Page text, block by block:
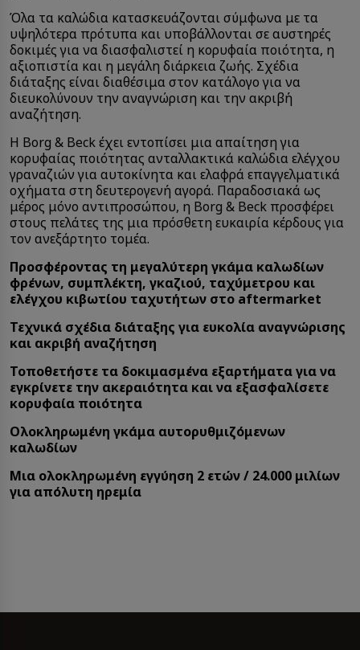
Όλα τα καλώδια κατασκευάζονται σύμφωνα με τα
υψηλότερα πρότυπα και υποβάλλονται σε αυστηρές
δοκιμές για να διασφαλιστεί η κορυφαία ποιότητα, η
αξιοπιστία και η μεγάλη διάρκεια ζωής. Σχέδια
διάταξης είναι διαθέσιμα στον κατάλογο για να
διευκολύνουν την αναγνώριση και την ακριβή
αναζήτηση.
Η Borg & Beck έχει εντοπίσει μια απαίτηση για
κορυφαίας ποιότητας ανταλλακτικά καλώδια ελέγχου
γραναζιών για αυτοκίνητα και ελαφρά επαγγελματικά
οχήματα στη δευτερογενή αγορά. Παραδοσιακά ως
μέρος μόνο αντιπροσώπου, η Borg & Beck προσφέρει
στους πελάτες της μια πρόσθετη ευκαιρία κέρδους για
τον ανεξάρτητο τομέα.
Προσφέροντας τη μεγαλύτερη γκάμα καλωδίων
φρένων, συμπλέκτη, γκαζιού, ταχύμετρου και
ελέγχου κιβωτίου ταχυτήτων στο aftermarket
Τεχνικά σχέδια διάταξης για ευκολία αναγνώρισης
και ακριβή αναζήτηση
Τοποθετήστε τα δοκιμασμένα εξαρτήματα για να
εγκρίνετε την ακεραιότητα και να εξασφαλίσετε
κορυφαία ποιότητα
Ολοκληρωμένη γκάμα αυτορυθμιζόμενων
καλωδίων
Μια ολοκληρωμένη εγγύηση 2 ετών / 24.000 μιλίων
για απόλυτη ηρεμία